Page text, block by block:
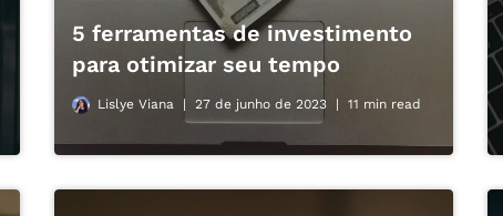
5 ferramentas de investimento
para otimizar seu tempo
Lislye Viana 27 de junho de 2023 11 min read